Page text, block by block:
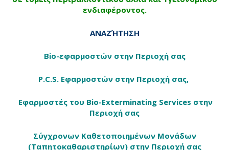
ενδιαφέροντος.
ΑΝΑΖΉΤΗΣΗ
Bio-εφαρμοστών στην Περιοχή σας
P.C.S. Εφαρμοστών στην Περιοχή σας,
Εφαρμοστές του Bio-Exterminating Services στην
Περιοχή σας
Σύγχρονων Καθετοποιημένων Μονάδων
(Ταπητοκαθαριστηρίων) στην Περιοχή σας